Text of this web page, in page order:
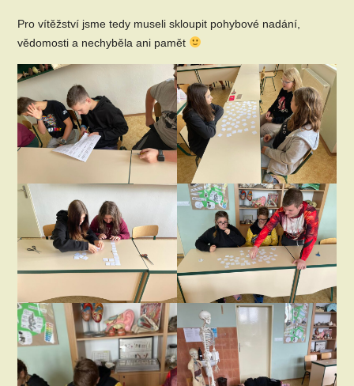
Pro vítěžství jsme tedy museli skloupit pohybové nadání,
vědomosti a nechyběla ani pamět